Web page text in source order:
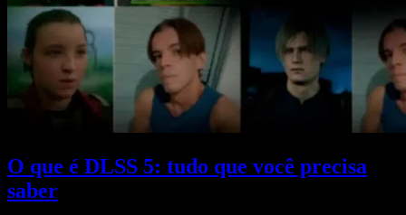
O que é DLSS 5: tudo que você precisa
saber